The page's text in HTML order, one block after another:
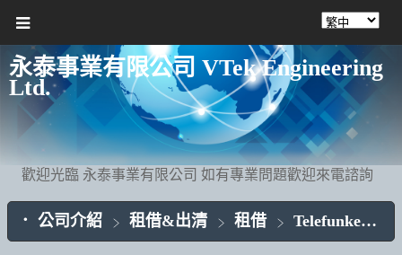
永泰事業有限公司 VTek Engineering
Ltd.
歡迎光臨 永泰事業有限公司 如有專業問題歡迎來電諮詢
公司介紹 租借&出清 租借 Telefunken